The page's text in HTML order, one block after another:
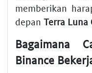
memberikan
depan Terra Luna
Bagaimana
Binance